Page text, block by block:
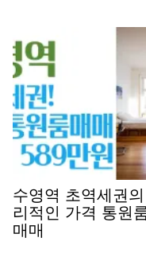
수영역 초역세권
리적인 가격 통원
매매